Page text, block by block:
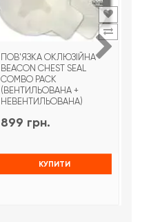
ПОВ'ЯЗКА ОКЛЮЗІЙНА
BEACON CHEST SEAL
COMBO PACK
(ВЕНТИЛЬОВАНА +
НЕВЕНТИЛЬОВАНА)
899 грн.
КУПИТИ